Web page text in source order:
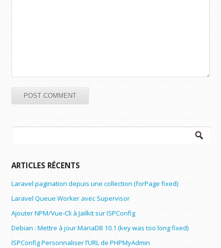
Rechercher :
ARTICLES RÉCENTS
Laravel pagination depuis une collection (forPage fixed)
Laravel Queue Worker avec Supervisor
Ajouter NPM/Vue-Cli à Jailkit sur ISPConfig
Debian : Mettre à jour MariaDB 10.1 (key was too long fixed)
ISPConfig Personnaliser l’URL de PHPMyAdmin